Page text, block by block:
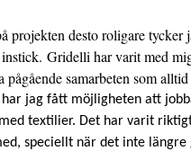
projekten desto roligare tycker
Gridelli har varit med
pågående samarbeten som
jag fått möjligheten att
textilier. Det har varit
speciellt när det inte